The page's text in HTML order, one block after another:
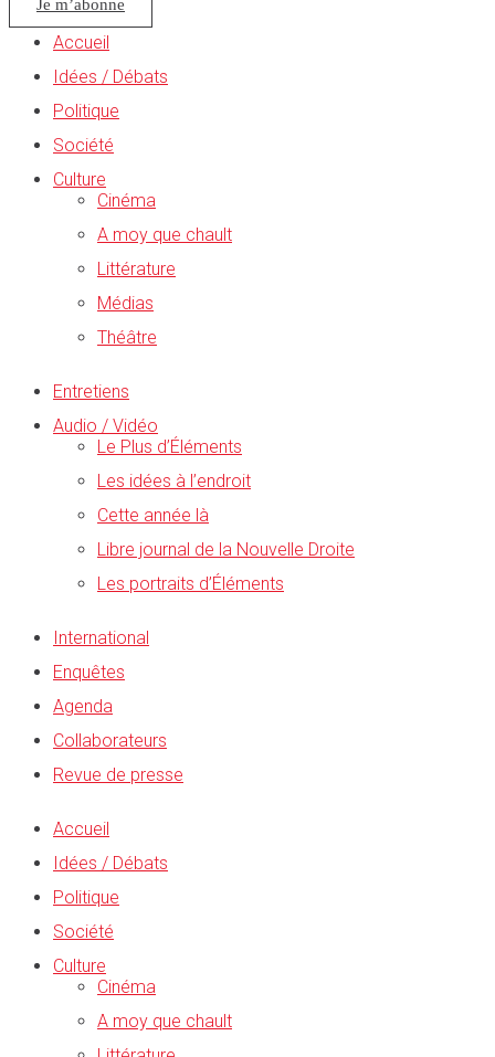
Je m’abonne
Accueil
Idées / Débats
Politique
Société
Culture
Cinéma
A moy que chault
Littérature
Médias
Théâtre
Entretiens
Audio / Vidéo
Le Plus d’Éléments
Les idées à l’endroit
Cette année là
Libre journal de la Nouvelle Droite
Les portraits d’Éléments
International
Enquêtes
Agenda
Collaborateurs
Revue de presse
Accueil
Idées / Débats
Politique
Société
Culture
Cinéma
A moy que chault